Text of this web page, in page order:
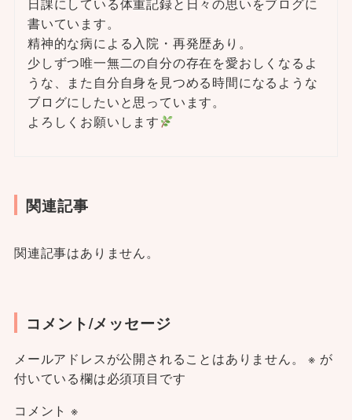
日課にしている体重記録と日々の思いをブログに
書いています。
精神的な病による入院・再発歴あり。
少しずつ唯一無二の自分の存在を愛おしくなるよ
うな、また自分自身を見つめる時間になるような
ブログにしたいと思っています。
よろしくお願いします
関連記事
関連記事はありません。
コメント/メッセージ
メールアドレスが公開されることはありません。 ※ が
付いている欄は必須項目です
コメント ※